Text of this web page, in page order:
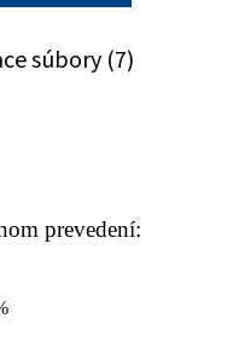
súbory (7)
prevedení: